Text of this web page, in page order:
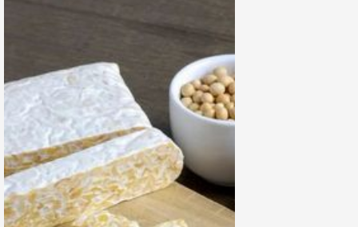
Antioksidan